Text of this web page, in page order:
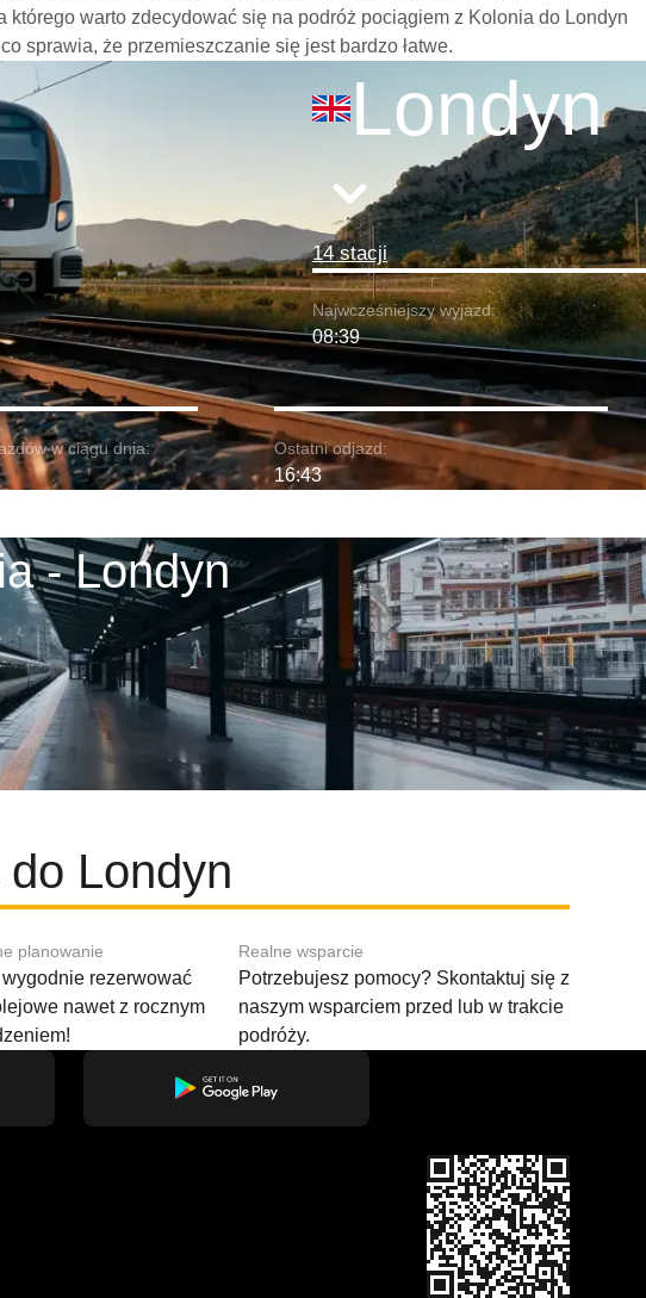
warto zdecydować się na podróż pociągiem z Kolonia do Londyn
sprawia, że przemieszczanie się jest bardzo łatwe.
Londyn
14 stacji
Najwcześniejszy wyjazd:
08:39
w ciągu dnia: Ostatni odjazd:
16:43
- Londyn
Londyn
planowanie
wygodnie rezerwować
nawet z rocznym
Realne wsparcie
Potrzebujesz pomocy? Skontaktuj się z
naszym wsparciem przed lub w trakcie
podróży.